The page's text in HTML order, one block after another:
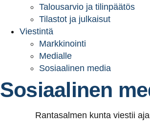
Talousarvio ja tilinpäätös
Tilastot ja julkaisut
Viestintä
Markkinointi
Medialle
Sosiaalinen media
Sosiaalinen
Rantasalmen kunta viestii